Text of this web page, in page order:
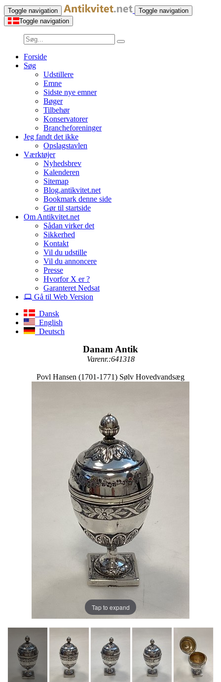
Toggle navigation
Toggle navigation
Toggle navigation
Forside
Søg
Udstillere
Emne
Sidste nye emner
Bøger
Tilbehør
Konservatorer
Brancheforeninger
Jeg fandt det ikke
Opslagstavlen
Værktøjer
Nyhedsbrev
Kalenderen
Sitemap
Blog.antikvitet.net
Bookmark denne side
Gør til startside
Om Antikvitet.net
Sådan virker det
Sikkerhed
Kontakt
Vil du udstille
Vil du annoncere
Presse
Hvorfor X er ?
Garanteret Nedsat
Gå til Web Version
Dansk
English
Deutsch
Danam Antik
Varenr.:641318
Povl Hansen (1701-1771) Sølv Hovedvandsæg
Tap to expand